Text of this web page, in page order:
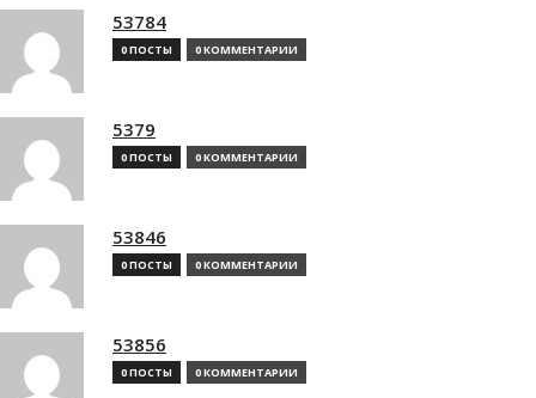
53784
0 ПОСТЫ 0 КОММЕНТАРИИ
5379
0 ПОСТЫ 0 КОММЕНТАРИИ
53846
0 ПОСТЫ 0 КОММЕНТАРИИ
53856
0 ПОСТЫ 0 КОММЕНТАРИИ